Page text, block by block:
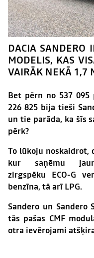
DACIA SANDERO
MODELIS, KAS
VAIRĀK NEKĀ 1,7
Bet pērn no 537 095
226 825 bija tieši
un tie parāda, ka šīs
pērk?
To lūkoju noskaidrot,
kur saņēmu
zirgspēku ECO-G
benzīna, tā arī LPG.
Sandero un
tās pašas CMF
otra ievērojami